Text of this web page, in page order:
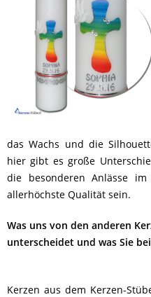
das Wachs und die
hier gibt es große
die besonderen Anlässe
allerhöchste Qualität sein.
Was uns von den anderen
unterscheidet und was Sie
Kerzen aus dem Kerzen-